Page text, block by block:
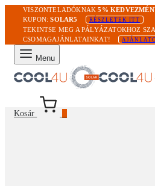
VISZONTELADÓKNAK5%
KUPON:SOLAR5 RÉSZLETEK ITT
TEKINTSE MEG A PÁLYÁZATOKHOZ
CSOMAGAJÁNLATAINKAT!
Menu
Kosár